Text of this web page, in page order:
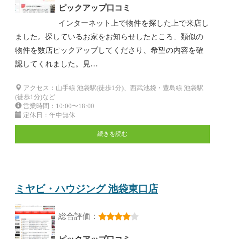
ピックアップ口コミ
インターネット上で物件を探した上で来店し
ました。探しているお家をお知らせしたところ、類似の
物件を数店ピックアップしてくださり、希望の内容を確
認してくれました。見…
アクセス：山手線 池袋駅(徒歩1分)、西武池袋・豊島線 池袋駅
(徒歩1分)など
営業時間：10:00〜18:00
定休日：年中無休
続きを読む
ミヤビ・ハウジング 池袋東口店
総合評価：